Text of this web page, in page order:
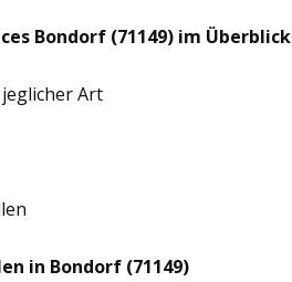
Bondorf (71149) im Überblick
Art
in Bondorf (71149)